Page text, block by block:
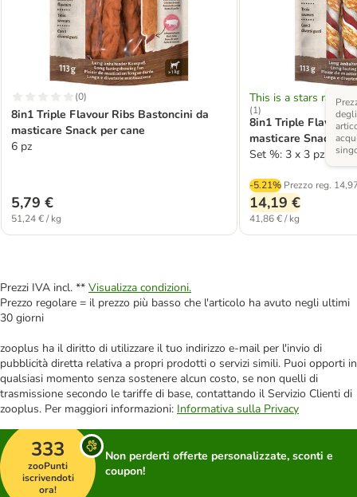
(0)
8in1 Triple Flavour Ribs Bastoncini da
masticare Snack per cane
6 pz
5,79 €
51,24 € / kg
This is a stars rating
(1)
8in1 Triple Flavour
masticare Snack
Set %: 3 x 3 pz
-5.21% Prezzo reg.
14,19 €
41,86 € / kg
Prezzi IVA incl. ** Visualizza condizioni.
Prezzo regolare = il prezzo più basso che l'articolo ha avuto negli ultimi
30 giorni
zooplus ha il diritto di utilizzare il tuo indirizzo e-mail per l'invio di
pubblicità diretta relativa a propri prodotti o servizi simili. Puoi opporti in
qualsiasi momento senza sostenere alcun costo, se non quelli di
trasmissione secondo le tariffe di base, contattando il Servizio Clienti di
zooplus. Per maggiori informazioni: Informativa sulla Privacy
333
zooPunti
iscrivendoti
ora!
Non perderti offerte personalizzate, sconti e
coupon!